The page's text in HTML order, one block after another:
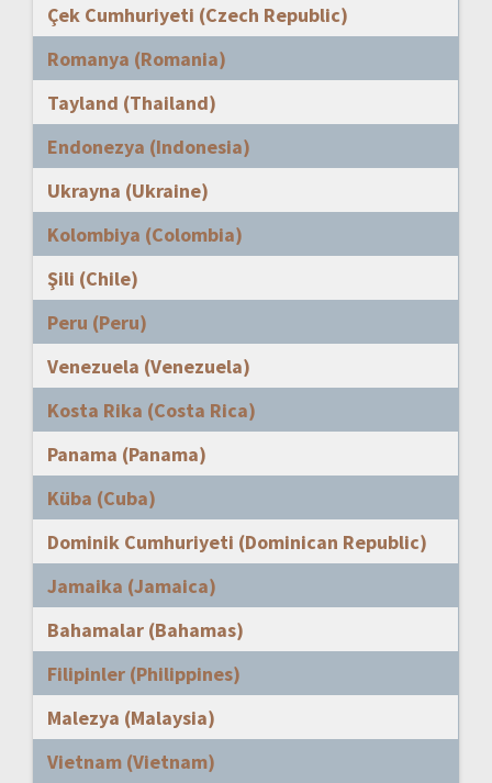
Çek Cumhuriyeti (Czech Republic)
Romanya (Romania)
Tayland (Thailand)
Endonezya (Indonesia)
Ukrayna (Ukraine)
Kolombiya (Colombia)
Şili (Chile)
Peru (Peru)
Venezuela (Venezuela)
Kosta Rika (Costa Rica)
Panama (Panama)
Küba (Cuba)
Dominik Cumhuriyeti (Dominican Republic)
Jamaika (Jamaica)
Bahamalar (Bahamas)
Filipinler (Philippines)
Malezya (Malaysia)
Vietnam (Vietnam)